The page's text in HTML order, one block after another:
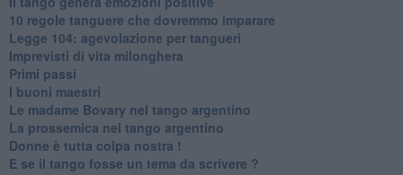
10 regole tanguere che dovremmo imparare
Legge 104: agevolazione per tangueri
Imprevisti di vita milonghera
Primi passi
I buoni maestri
Le madame Bovary nel tango argentino
La prossemica nel tango argentino
Donne è tutta colpa nostra !
E se il tango fosse un tema da scrivere ?